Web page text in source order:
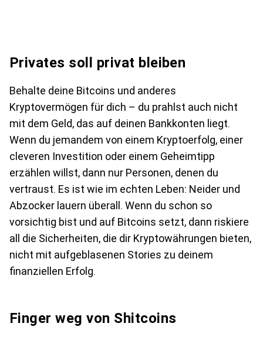
Privates soll privat bleiben
Behalte deine Bitcoins und anderes
Kryptovermögen für dich – du prahlst auch nicht
mit dem Geld, das auf deinen Bankkonten liegt.
Wenn du jemandem von einem Kryptoerfolg, einer
cleveren Investition oder einem Geheimtipp
erzählen willst, dann nur Personen, denen du
vertraust. Es ist wie im echten Leben: Neider und
Abzocker lauern überall. Wenn du schon so
vorsichtig bist und auf Bitcoins setzt, dann riskiere
all die Sicherheiten, die dir Kryptowährungen bieten,
nicht mit aufgeblasenen Stories zu deinem
finanziellen Erfolg.
Finger weg von Shitcoins